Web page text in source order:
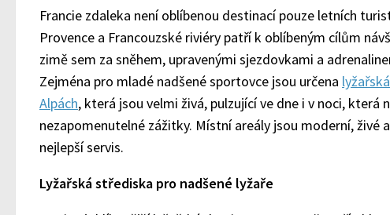
Francie zdaleka není oblíbenou destinací pouze letních
Provence a Francouzské riviéry patří k oblíbeným cílům
zimě sem za sněhem, upravenými sjezdovkami a
Zejména pro mladé nadšené sportovce jsou určena
Alpách, která jsou velmi živá, pulzující ve dne i v noci, která
nezapomenutelné zážitky. Místní areály jsou moderní, živé
nejlepší servis.
Lyžařská střediska pro nadšené lyžaře